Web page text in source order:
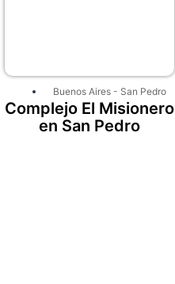
Buenos Aires- San Pedro
Complejo El Misionero
en San Pedro